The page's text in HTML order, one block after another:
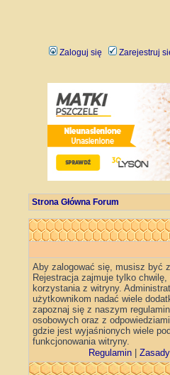
Zaloguj się Zarejestruj
Strona Główna Forum
Aby zalogować się, musisz być
Rejestracja zajmuje tylko
korzystania z witryny.
użytkownikom nadać wiele
zapoznaj się z naszym
osobowych oraz z
gdzie jest wyjaśnionych wiele
funkcjonowania witryny.
Regulamin